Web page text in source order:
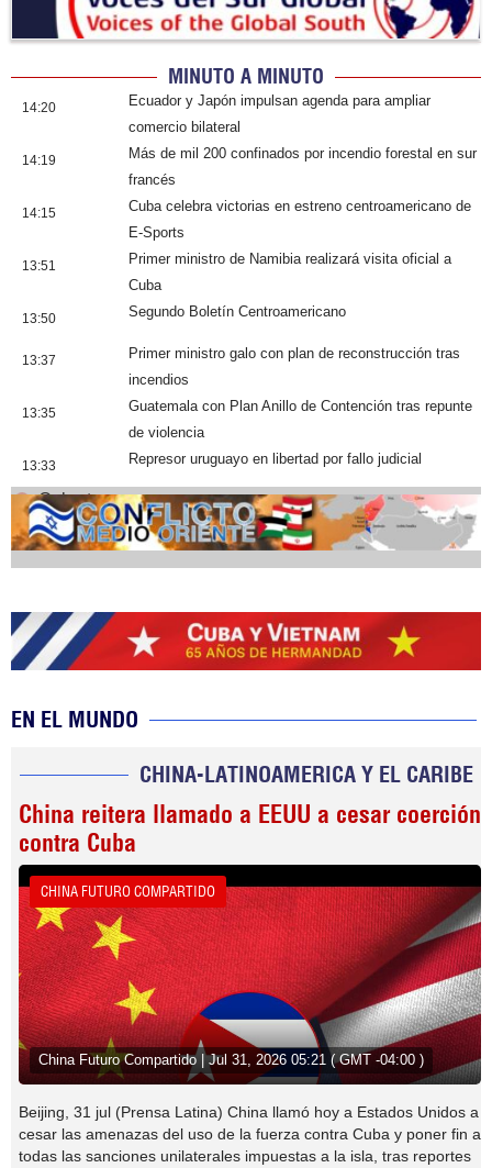
MINUTO A MINUTO
14:20
Ecuador y Japón impulsan agenda para ampliar
comercio bilateral
14:19
Más de mil 200 confinados por incendio forestal en sur
francés
14:15
Cuba celebra victorias en estreno centroamericano de
E-Sports
13:51
Primer ministro de Namibia realizará visita oficial a
Cuba
13:50 Segundo Boletín Centroamericano
13:37
Primer ministro galo con plan de reconstrucción tras
incendios
13:35
Guatemala con Plan Anillo de Contención tras repunte
de violencia
13:33 Represor uruguayo en libertad por fallo judicial
Cobertura
EN EL MUNDO
CHINA-LATINOAMERICA Y EL CARIBE
China reitera llamado a EEUU a cesar coerción
contra Cuba
CHINA FUTURO COMPARTIDO
China Futuro Compartido | Jul 31, 2026 05:21 ( GMT -04:00 )
Beijing, 31 jul (Prensa Latina) China llamó hoy a Estados Unidos a
cesar las amenazas del uso de la fuerza contra Cuba y poner fin a
todas las sanciones unilaterales impuestas a la isla, tras reportes